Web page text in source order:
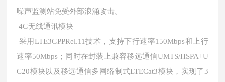
噪声监测站免受外部浪涌攻击。
4G无线通讯模块
采用LTE3GPPRel.11技术，支持下行速率150Mbps和上行
速率50Mbps；同时在封装上兼容移远通信UMTS/HSPA+U
C20模块以及移远通信多网络制式LTECat3模块，实现了3